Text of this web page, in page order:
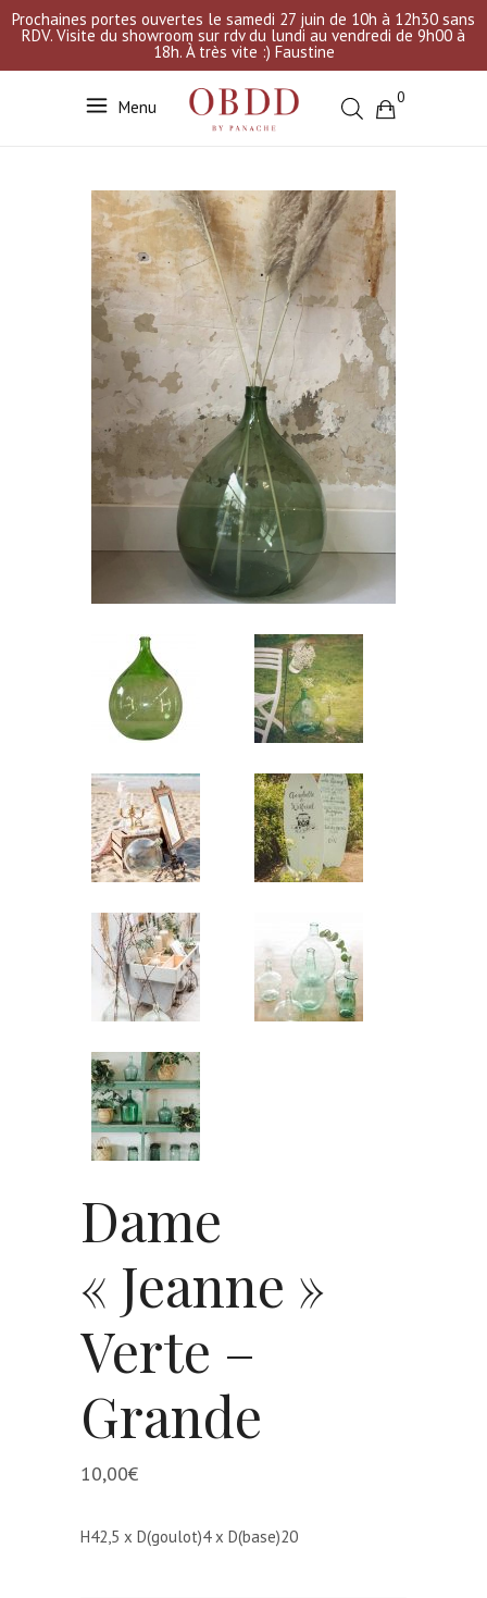
Prochaines portes ouvertes le samedi 27 juin de 10h à 12h30 sans
RDV. Visite du showroom sur rdv du lundi au vendredi de 9h00 à
18h. À très vite :) Faustine
Menu
0
Dame
« Jeanne »
Verte –
Grande
10,00€
H42,5 x D(goulot)4 x D(base)20